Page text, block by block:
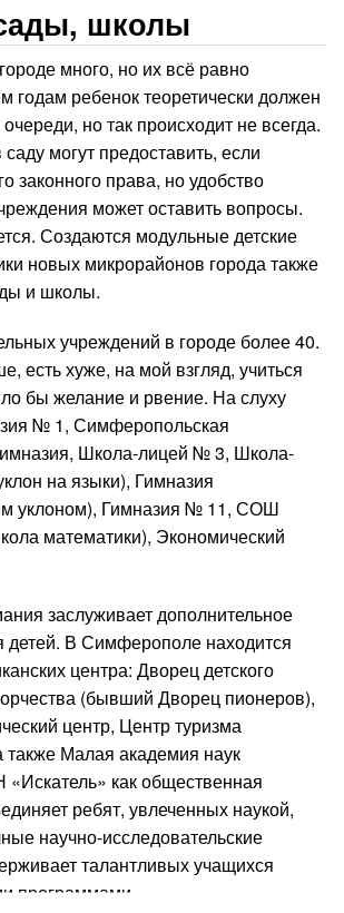
школы
много, но их всё равно
годам ребенок теоретически должен
но так происходит не всегда.
могут предоставить, если
законного права, но удобство
может оставить вопросы.
Создаются модульные детские
новых микрорайонов города также
и школы.
учреждений в городе более 40.
есть хуже, на мой взгляд, учиться
бы желание и рвение. На слуху
№ 1, Симферопольская
Школа-лицей № 3, Школа-
на языки), Гимназия
уклоном), Гимназия № 11, СОШ
математики), Экономический
заслуживает дополнительное
детей. В Симферополе находится
центра: Дворец детского
(бывший Дворец пионеров),
центр, Центр туризма
также Малая академия наук
как общественная
ребят, увлеченных наукой,
научно-исследовательские
талантливых учащихся
программами.